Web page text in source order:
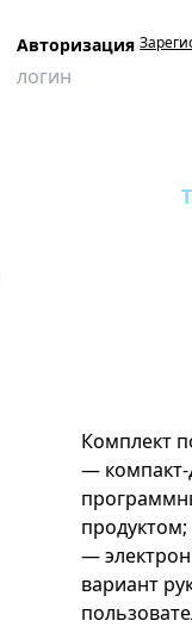
Авторизация
Комплект
— компакт-
продуктом;
—
вариант